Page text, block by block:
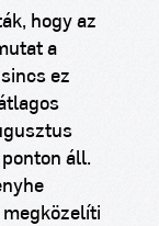
hogy az
a
ez
áll.